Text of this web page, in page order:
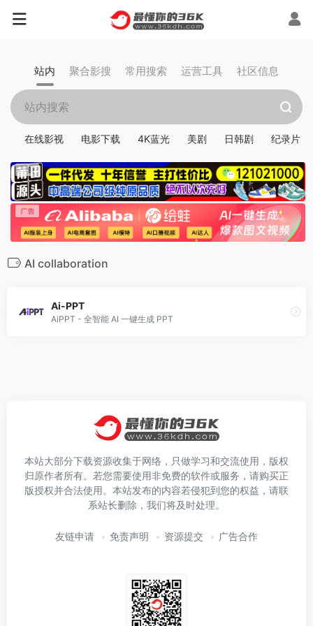
站内 聚合影搜 常用搜索 运营工具 社区信息
在线影视 电影下载 4K蓝光 美剧 日韩剧 纪录片
AI collaboration
Ai-PPT
AiPPT - 全智能 AI 一键生成 PPT
本站大部分下载资源收集于网络，只做学习和交流使用，版权
归原作者所有。若您需要使用非免费的软件或服务，请购买正
版授权并合法使用。本站发布的内容若侵犯到您的权益，请联
系站长删除，我们将及时处理。
友链申请 免责声明 资源提交 广告合作